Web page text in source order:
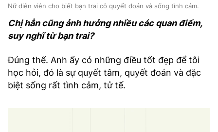
Nữ diễn viên cho biết bạn trai cô quyết đoán và sống tình cảm.
Chị hẳn cũng ảnh hưởng nhiều các quan điểm,
suy nghĩ từ bạn trai?
Đúng thế. Anh ấy có những điều tốt đẹp để tôi
học hỏi, đó là sự quyết tâm, quyết đoán và đặc
biệt sống rất tình cảm, tử tế.